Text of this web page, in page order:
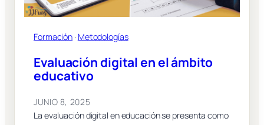
Formación · Metodologías
Evaluación digital en el ámbito
educativo
JUNIO 8, 2025
La evaluación digital en educación se presenta como